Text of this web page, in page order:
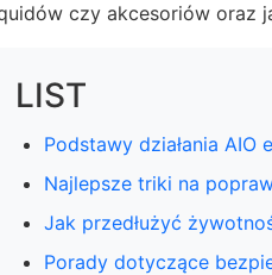
czy akcesoriów oraz
LIST
Podstawy działania AIO
Najlepsze triki na
Jak przedłużyć
Porady dotyczące